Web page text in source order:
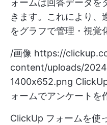
ォームは回答データを
きます。これにより、
をグラフで管理・視覚
/画像 https://
content/uploads/
1400x652.png
ォームでアンケート
ClickUp フォームを使